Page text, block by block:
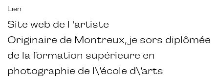
Lien
Site web de l 'artiste
Originaire de Montreux, je sors diplômée
de la formation supérieure en
photographie de l\’école d\’arts